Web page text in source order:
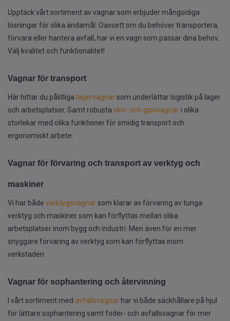
Upptäck vårt sortiment av vagnar som erbjuder mångsidiga
lösningar för olika ändamål. Oavsett om du behöver transportera,
förvara eller hantera avfall, har vi en vagn som passar dina behov.
Välj kvalitet och funktionalitet!
Vagnar för transport
Här hittar du pålitliga lagervagnarsom underlättar logistik på lager
och arbetsplatser. Samt robusta skiv- och gipsvagnar i olika
storlekar med olika funktioner för smidig transport och
ergonomiskt arbete.
Vagnar för förvaring och transport av verktyg och
maskiner
Vi har både verktygsvagnarsom klarar av förvaring av tunga
verktyg och maskiner som kan förflyttas mellan olika
arbetsplatser inom bygg och industri. Men även för en mer
snyggare förvaring av verktyg som kan förflyttas inom
verkstaden.
Vagnar för sophantering och återvinning
I vårt sortiment med avfallsvagnar har vi både säckhållare på hjul
för lättare sophantering samt foder- och avfallsvagnar för mer